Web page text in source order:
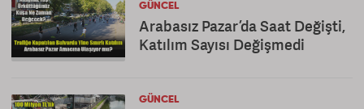
GÜNCEL
Arabasız Pazar’da Saat Değişti,
Katılım Sayısı Değişmedi
GÜNCEL